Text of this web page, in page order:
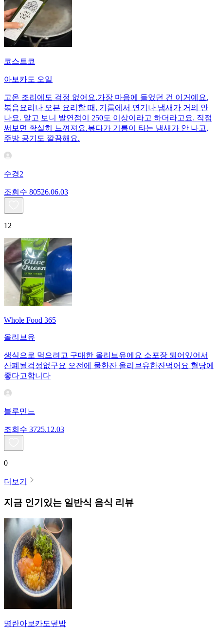
코스트코
아보카도 오일
고온 조리에도 걱정 없어요.가장 마음에 들었던 건 이거예요.
볶음요리나 오븐 요리할 때, 기름에서 연기나 냄새가 거의 안
나요. 알고 보니 발연점이 250도 이상이라고 하더라고요. 직접
써보면 확실히 느껴져요.볶다가 기름이 타는 냄새가 안 나고,
주방 공기도 깔끔해요.
수경2
조회수 80526.06.03
12
Whole Food 365
올리브유
생식으로 먹으려고 구매한 올리브유에요 소포장 되어있어서
산폐될걱정없구요 오전에 물한잔 올리브유한잔먹어요 혈당에
좋다고합니다
블루민느
조회수 3725.12.03
0
더보기
지금 인기있는 일반식 음식 리뷰
명란아보카도덮밥